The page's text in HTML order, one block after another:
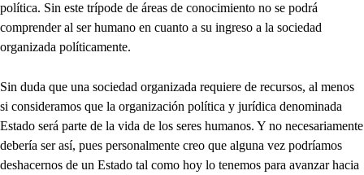
política. Sin este trípode de áreas de conocimiento no se podrá
comprender al ser humano en cuanto a su ingreso a la sociedad
organizada políticamente.
Sin duda que una sociedad organizada requiere de recursos, al menos
si consideramos que la organización política y jurídica denominada
Estado será parte de la vida de los seres humanos. Y no necesariamente
debería ser así, pues personalmente creo que alguna vez podríamos
deshacernos de un Estado tal como hoy lo tenemos para avanzar hacia